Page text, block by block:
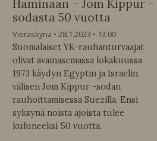
Haminaan – Jom Kippur -
sodasta 50 vuotta
Vieraskynä 28.1.2023
13:00
Suomalaiset YK-rauhanturvaajat
olivat avainasemassa lokakuussa
1973 käydyn Egyptin ja Israelin
välisen Jom Kippur -sodan
rauhoittamisessa Suezilla. Ensi
syksynä noista ajoista tulee
kuluneeksi 50 vuotta.